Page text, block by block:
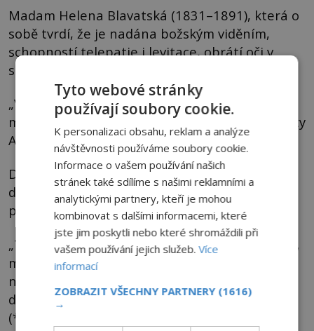
Madam Helena Blavatská (1831–1891), která o
sobě tvrdí, že je nadána božským viděním,
schopností telepatie i levitace, obrátí oči v
sloup a upadne do transu.
„V něm prý navázala spojení s šambalskými
mudrci,“ dozvídáme se od amerického publicisty
Alexandera Berzina (*1944).
Do tajemné říše se totiž údajně nelze fyzicky
dostat, cesta do ní vede jen přes duchovno. To
potvrzuje také současný tibetský dalajláma.
„Ti, kteří jsou nadáni speciálními schopnostmi,
mohou s městem navázat karmické spojení;
nejde ale o skutečné místo, které lze nalézt,“
domnívá se dalajláma Tändzin Gjamccho
(*1935).
Tyto webové stránky
používají soubory cookie.
K personalizaci obsahu, reklam a analýze
návštěvnosti používáme soubory cookie.
Informace o vašem používání našich
stránek také sdílíme s našimi reklamními a
analytickými partnery, kteří je mohou
kombinovat s dalšími informacemi, které
jste jim poskytli nebo které shromáždili při
vašem používání jejich služeb.Více
informací
ZOBRAZIT VŠECHNY PARTNERY (1616)
→